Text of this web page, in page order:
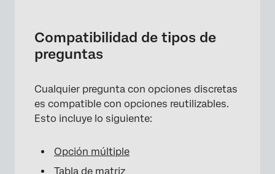
Compatibilidad de tipos de
preguntas
Cualquier pregunta con opciones discretas
es compatible con opciones reutilizables.
Esto incluye lo siguiente:
Opción múltiple
Tabla de matriz